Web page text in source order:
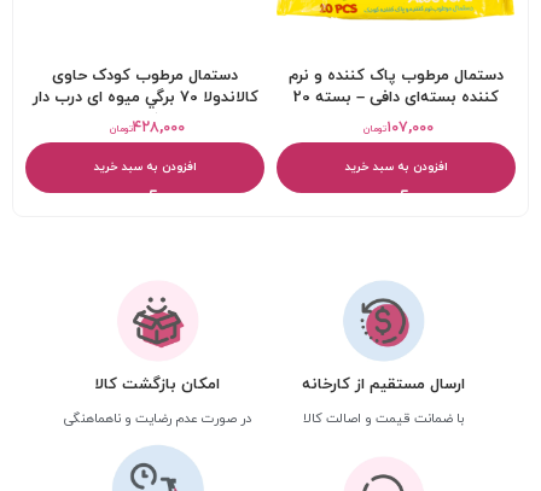
دستمال مرطوب پاک کننده و نرم
کننده بسته‌ای دافی – بسته 20
عددیتومان۱۰۷,۰۰۰
افزودن به سبد خرید
دستمال مرطوب کودک حاوی
کالاندولا 70 برگي ميوه ای درب دار
نینوتومان۴۲۸,۰۰۰
افزودن به سبد خرید
ارسال مستقیم از کارخانه
با ضمانت قیمت و اصالت کالا
امکان بازگشت کالا
در صورت عدم رضایت و ناهماهنگی